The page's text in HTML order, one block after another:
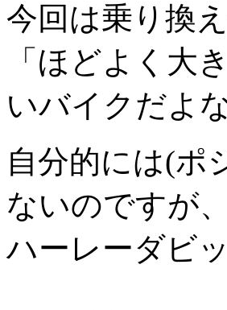
今回は乗り換
「ほどよく大
いバイクだよ
自分的には(ポ
ないのですが
ハーレーダビ